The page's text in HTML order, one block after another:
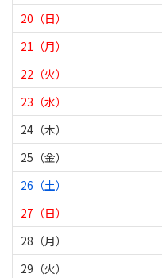
20（日）
21（月）
22（火）
23（水）
24（木）
25（金）
26（土）
27（日）
28（月）
29（火）